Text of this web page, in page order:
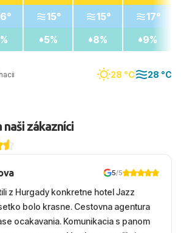
28 °C 28 °C
15°
5%
15°
8%
17°
9%
naši zákazníci
5/5
z Hurgady konkretne hotel Jazz
bolo krasne. Cestovna agentura
ocakavania. Komunikacia s panom